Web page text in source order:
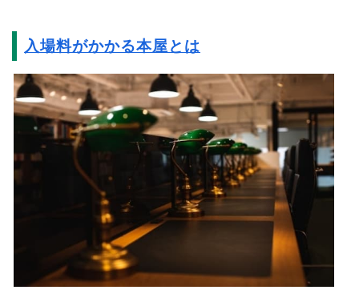
入場料がかかる本屋とは